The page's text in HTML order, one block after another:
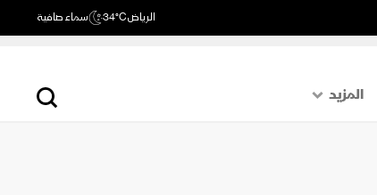
الرياض34°C سماء صافية
المزيد